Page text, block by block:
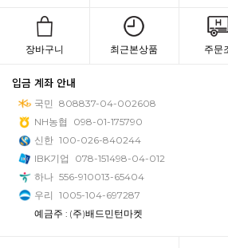
장바구니 최근본상품 주문
입금 계좌 안내
국민 808837-04-002608
NH농협
098-01-175790
신한 100-026-840244
IBK기업
078-151498-04-012
하나 556-910013-65404
우리 1005-104-697287
예금주 : (주)배드민턴마켓